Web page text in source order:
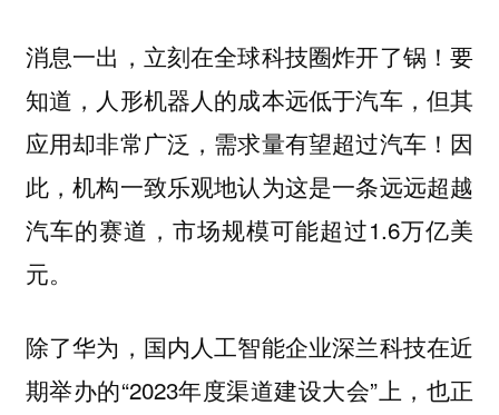
消息一出，立刻在全球科技圈炸开了锅！要
知道，人形机器人的成本远低于汽车，但其
应用却非常广泛，需求量有望超过汽车！因
此，机构一致乐观地认为这是一条远远超越
汽车的赛道，市场规模可能超过1.6万亿美
元。
除了华为，国内人工智能企业深兰科技在近
期举办的“2023年度渠道建设大会”上，也正